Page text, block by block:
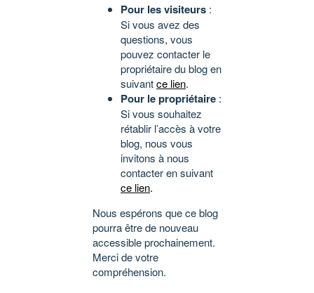
Pour les visiteurs :
Si vous avez des
questions, vous
pouvez contacter le
propriétaire du blog en
suivantce lien.
Pour le propriétaire :
Si vous souhaitez
rétablir l’accès à votre
blog, nous vous
invitons à nous
contacter en suivant
ce lien.
Nous espérons que ce blog
pourra être de nouveau
accessible prochainement.
Merci de votre
compréhension.